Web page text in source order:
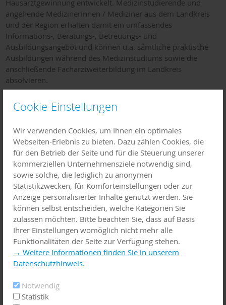
Cookie-Einstellungen
Wir verwenden Cookies, um Ihnen ein optimales
Webseiten-Erlebnis zu bieten. Dazu zählen Cookies, die
für den Betrieb der Seite und für die Steuerung unserer
kommerziellen Unternehmensziele notwendig sind,
sowie solche, die lediglich zu anonymen
Statistikzwecken, für Komforteinstellungen oder zur
Anzeige personalisierter Inhalte genutzt werden. Sie
können selbst entscheiden, welche Kategorien Sie
zulassen möchten. Bitte beachten Sie, dass auf Basis
Ihrer Einstellungen womöglich nicht mehr alle
Funktionalitäten der Seite zur Verfügung stehen.
→ Weitere Informationen finden Sie in unserem
Datenschutzhinweis.
Notwendig
Statistik
Hausarztgewinnung entwickelt. Medizinstudierende und
angehende Medizinerinnen / Mediziner aus dem Landkreis
und der Region erhalten damit ein umfassendes
Informations-, Beratungs-, Betreuungs- und
Ausbildungsangebot und können u.a. sämtliche praktische
Ausbildungen während des Medizinstudiums sowie die
anschließende Facharztweiterbildung im Landkreis
absolvieren.
Die Gründung eines
Weiterbildungsverbundes für
Allgemeinmedizinist bereits eine erste Maßnahme gewesen.
Hintergrund / Problem:
Demographischer Wandel führt perspektivisch zu
Mehrbedarf an Ärzten
Verlust von 9 Hausärzten ohne Neuniederlassung: erhebl.
Mehrbelastung für die verbliebenen Hausärzte und
Hausärztinnen
Hoher Altersdurchschnitt der bestehenden Hausärzte (57
Jahre)
Zentrale Herausforderung: Gewinnung von hausärztlichem
Nachwuchs
Zielgruppen:
SchülerInnen, Medizinstudierende (aus der Region), junge